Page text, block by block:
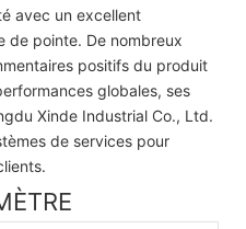
avec un excellent
de pointe. De nombreux
positifs du produit
globales, ses
Xinde Industrial Co., Ltd.
de services pour